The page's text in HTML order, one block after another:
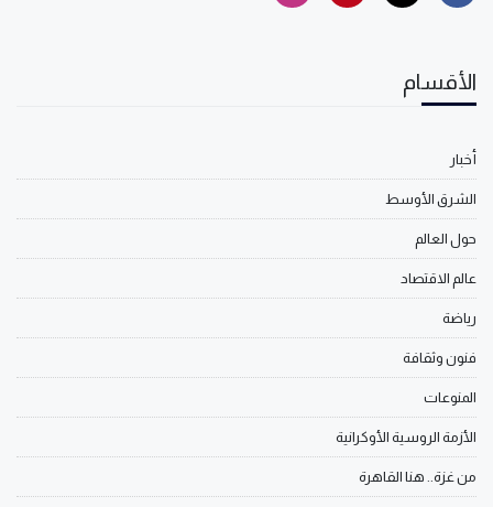
الأقسام
أخبار
الشرق الأوسط
حول العالم
عالم الاقتصاد
رياضة
فنون وثقافة
المنوعات
الأزمة الروسية الأوكرانية
من غزة.. هنا القاهرة